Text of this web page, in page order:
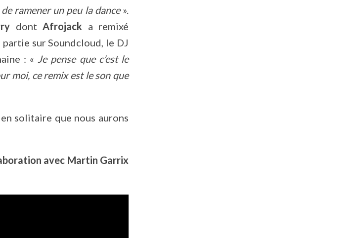
ramener un peu la dance».
dont Afrojack a remixé
partie sur Soundcloud, le DJ
: « Je pense que c’est le
moi, ce remix est le son que
solitaire que nous aurons
avec Martin Garrix